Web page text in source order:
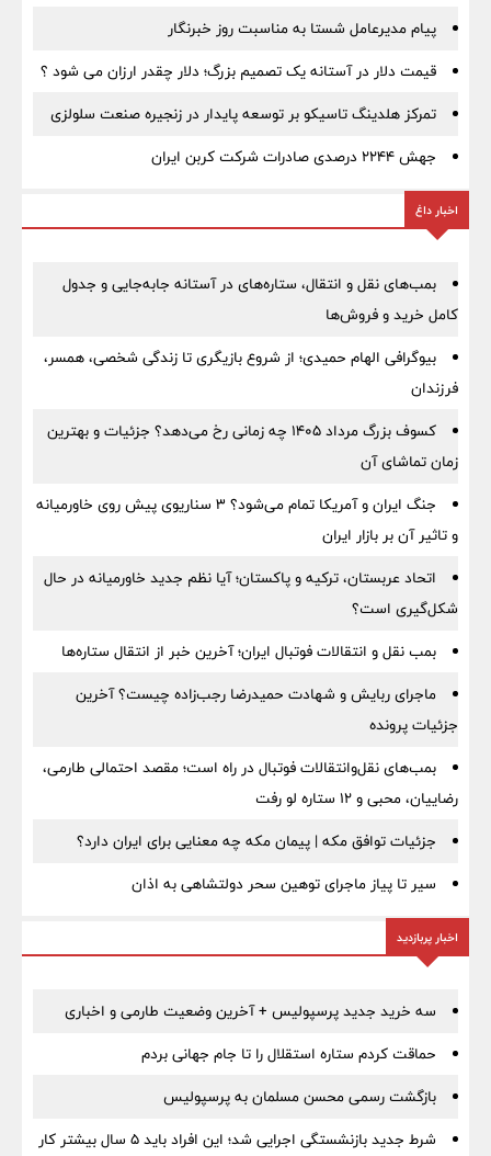
پیام مدیرعامل شستا به مناسبت روز خبرنگار
قیمت دلار در آستانه یک تصمیم بزرگ؛ دلار چقدر ارزان می شود ؟
تمرکز هلدینگ تاسیکو بر توسعه پایدار در زنجیره صنعت سلولزی
جهش ۲۲۴۴ درصدی صادرات شرکت کربن ایران
اخبار داغ
بمب‌های نقل و انتقال، ستاره‌های در آستانه جابه‌جایی و جدول
کامل خرید و فروش‌ها
بیوگرافی الهام حمیدی؛ از شروع بازیگری تا زندگی شخصی، همسر،
فرزندان
کسوف بزرگ مرداد ۱۴۰۵ چه زمانی رخ می‌دهد؟ جزئیات و بهترین
زمان تماشای آن
جنگ ایران و آمریکا تمام می‌شود؟ ۳ سناریوی پیش روی خاورمیانه
و تاثیر آن بر بازار ایران
اتحاد عربستان، ترکیه و پاکستان؛ آیا نظم جدید خاورمیانه در حال
شکل‌گیری است؟
بمب نقل‌ و انتقالات فوتبال ایران؛ آخرین خبر از انتقال ستاره‌ها
ماجرای ربایش و شهادت حمیدرضا رجب‌زاده چیست؟ آخرین
جزئیات پرونده
بمب‌های نقل‌وانتقالات فوتبال در راه است؛ مقصد احتمالی طارمی،
رضاییان، محبی و ۱۲ ستاره لو رفت
جزئیات توافق مکه | پیمان مکه چه معنایی برای ایران دارد؟
سیر تا پیاز ماجرای توهین سحر دولتشاهی به اذان
اخبار پربازدید
سه خرید جدید پرسپولیس + آخرین وضعیت طارمی و اخباری
حماقت کردم ستاره استقلال را تا جام جهانی بردم
بازگشت رسمی محسن مسلمان به پرسپولیس
شرط جدید بازنشستگی اجرایی شد؛ این افراد باید ۵ سال بیشتر کار